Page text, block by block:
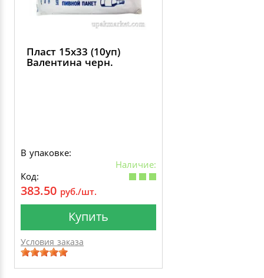
Пласт 15х33 (10уп)
Валентина черн.
В упаковке:
Наличие:
Код:
383.50 руб./шт.
Купить
Условия заказа